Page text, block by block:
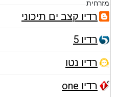
רדיו קצב ים תיכוני
רדיו 5
רדיו נטו
רדיו one